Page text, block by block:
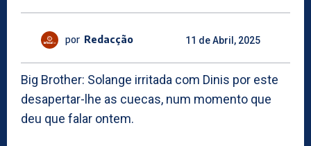
por Redacção 11 de Abril, 2025
Big Brother: Solange irritada com Dinis por este
desapertar-lhe as cuecas, num momento que
deu que falar ontem.